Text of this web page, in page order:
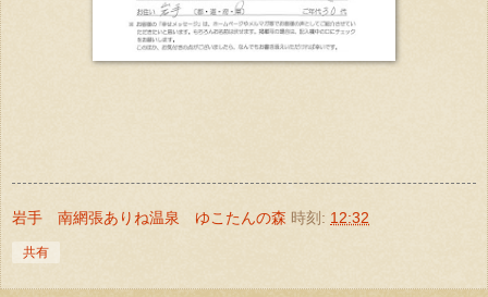
岩手 南網張ありね温泉 ゆこたんの森 時刻: 12:32
共有